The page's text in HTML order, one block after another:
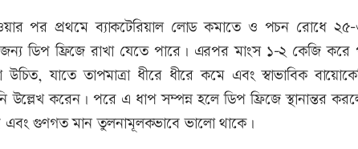
পর প্রথমে ব্যাকটেরিয়াল লোড কমাতে ও পচন রোধে
ডিপ ফ্রিজে রাখা যেতে পারে। এরপর মাংস ১-২ কেজি করে
যাতে তাপমাত্রা ধীরে ধীরে কমে এবং স্বাভাবিক
করেন। পরে এ ধাপ সম্পন্ন হলে ডিপ ফ্রিজে স্থানান্তর
এবং গুণগত মান তুলনামূলকভাবে ভালো থাকে।